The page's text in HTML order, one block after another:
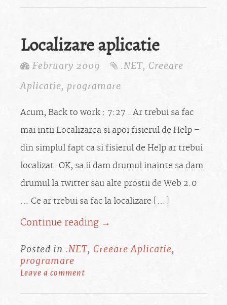
Localizare aplicatie
February 2009 .NET, Creeare
Aplicatie, programare
Acum, Back to work : 7:27 . Ar trebui sa fac
mai intii Localizarea si apoi fisierul de Help –
din simplul fapt ca si fisierul de Help ar trebui
localizat. OK, sa ii dam drumul inainte sa dam
drumul la twitter sau alte prostii de Web 2.0
… Ce ar trebui sa fac la localizare […]
Continue reading →
Posted in .NET, Creeare Aplicatie,
programare
Leave a comment